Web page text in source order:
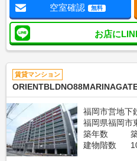
空室確認 無料
お店に
賃貸マンション
福岡市営地下
福岡県福岡市
築年数
建物階数